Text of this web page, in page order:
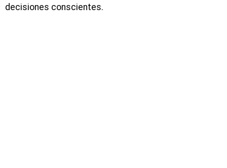
decisiones conscientes.